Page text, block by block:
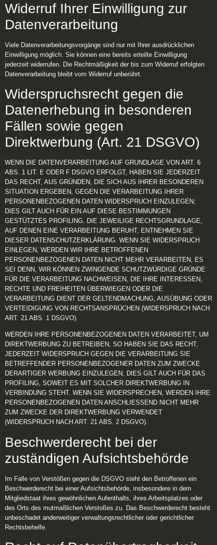
Widerruf Ihrer Einwilligung zur
Datenverarbeitung
Viele Datenverarbeitungsvorgänge sind nur mit Ihrer ausdrücklichen
Einwilligung möglich. Sie können eine bereits erteilte Einwilligung
jederzeit widerrufen. Die Rechtmäßigkeit der bis zum Widerruf erfolgten
Datenverarbeitung bleibt vom Widerruf unberührt.
Widerspruchsrecht gegen die
Datenerhebung in besonderen
Fällen sowie gegen
Direktwerbung (Art. 21 DSGVO)
WENN DIE DATENVERARBEITUNG AUF GRUNDLAGE VON ART. 6
ABS. 1 LIT. E ODER F DSGVO ERFOLGT, HABEN SIE JEDERZEIT
DAS RECHT, AUS GRÜNDEN, DIE SICH AUS IHRER BESONDEREN
SITUATION ERGEBEN, GEGEN DIE VERARBEITUNG IHRER
PERSONENBEZOGENEN DATEN WIDERSPRUCH EINZULEGEN;
DIES GILT AUCH FÜR EIN AUF DIESE BESTIMMUNGEN
GESTÜTZTES PROFILING. DIE JEWEILIGE RECHTSGRUNDLAGE,
AUF DENEN EINE VERARBEITUNG BERUHT, ENTNEHMEN SIE
DIESER DATENSCHUTZERKLÄRUNG. WENN SIE WIDERSPRUCH
EINLEGEN, WERDEN WIR IHRE BETROFFENEN
PERSONENBEZOGENEN DATEN NICHT MEHR VERARBEITEN, ES
SEI DENN, WIR KÖNNEN ZWINGENDE SCHUTZWÜRDIGE GRÜNDE
FÜR DIE VERARBEITUNG NACHWEISEN, DIE IHRE INTERESSEN,
RECHTE UND FREIHEITEN ÜBERWIEGEN ODER DIE
VERARBEITUNG DIENT DER GELTENDMACHUNG, AUSÜBUNG ODER
VERTEIDIGUNG VON RECHTSANSPRÜCHEN (WIDERSPRUCH NACH
ART. 21 ABS. 1 DSGVO).
WERDEN IHRE PERSONENBEZOGENEN DATEN VERARBEITET, UM
DIREKTWERBUNG ZU BETREIBEN, SO HABEN SIE DAS RECHT,
JEDERZEIT WIDERSPRUCH GEGEN DIE VERARBEITUNG SIE
BETREFFENDER PERSONENBEZOGENER DATEN ZUM ZWECKE
DERARTIGER WERBUNG EINZULEGEN; DIES GILT AUCH FÜR DAS
PROFILING, SOWEIT ES MIT SOLCHER DIREKTWERBUNG IN
VERBINDUNG STEHT. WENN SIE WIDERSPRECHEN, WERDEN IHRE
PERSONENBEZOGENEN DATEN ANSCHLIESSEND NICHT MEHR
ZUM ZWECKE DER DIREKTWERBUNG VERWENDET
(WIDERSPRUCH NACH ART. 21 ABS. 2 DSGVO).
Beschwerde­recht bei der
zuständigen Aufsichts­behörde
Im Falle von Verstößen gegen die DSGVO steht den Betroffenen ein
Beschwerderecht bei einer Aufsichtsbehörde, insbesondere in dem
Mitgliedstaat ihres gewöhnlichen Aufenthalts, ihres Arbeitsplatzes oder
des Orts des mutmaßlichen Verstoßes zu. Das Beschwerderecht besteht
unbeschadet anderweitiger verwaltungsrechtlicher oder gerichtlicher
Rechtsbehelfe.